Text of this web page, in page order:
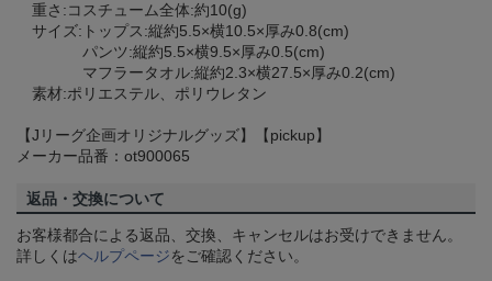
重さ:コスチューム全体:約10(g)
サイズ:トップス:縦約5.5×横10.5×厚み0.8(cm)
パンツ:縦約5.5×横9.5×厚み0.5(cm)
マフラータオル:縦約2.3×横27.5×厚み0.2(cm)
素材:ポリエステル、ポリウレタン
【Jリーグ企画オリジナルグッズ】【pickup】
メーカー品番：ot900065
返品・交換について
お客様都合による返品、交換、キャンセルはお受けできません。
詳しくはヘルプページをご確認ください。